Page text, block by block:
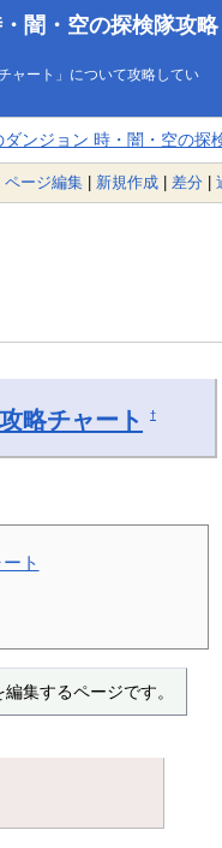
闇・空の探検隊攻略
ャート」について攻略してい
ンジョン 時・闇・空の探
ページ編集 | 新規作成 | 差分 |
略チャート †
ト
集するページです。